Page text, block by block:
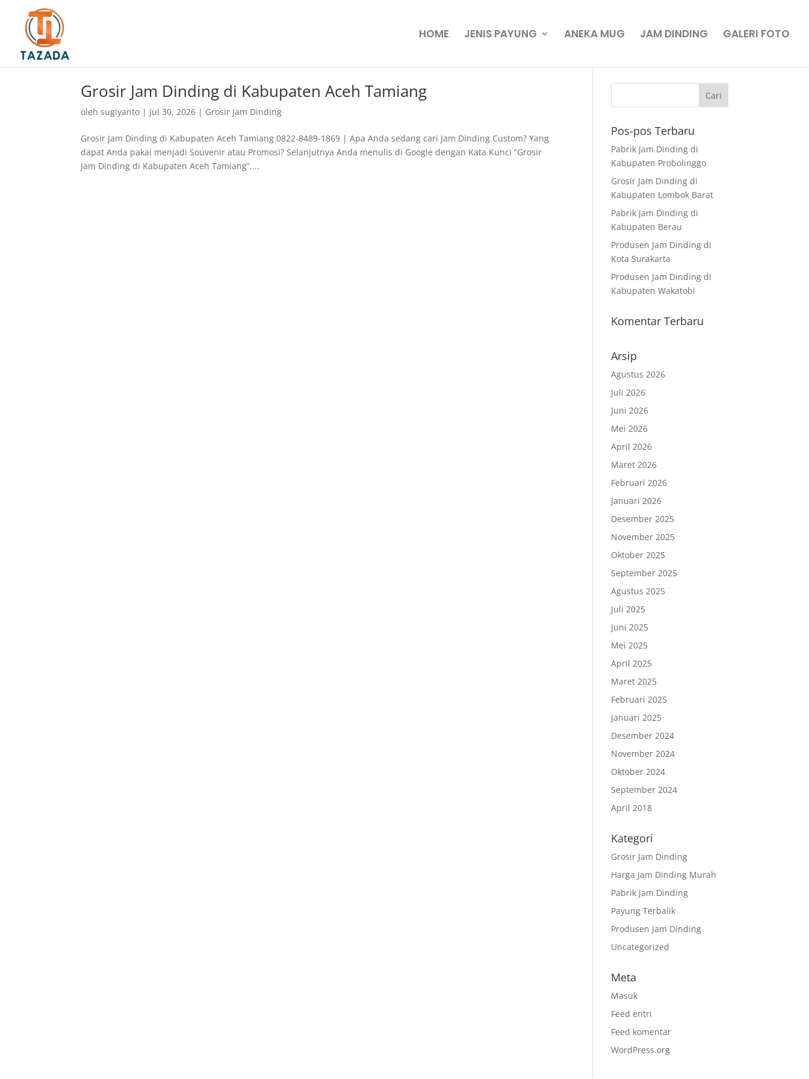
HOME JENIS PAYUNG ANEKA MUG JAM DINDING GALERI FOTO
Grosir Jam Dinding di Kabupaten Aceh Tamiang
olehsugiyanto | Jul 30, 2026 | Grosir Jam Dinding
Grosir Jam Dinding di Kabupaten Aceh Tamiang 0822-8489-1869 | Apa Anda sedang cari Jam Dinding Custom? Yang
dapat Anda pakai menjadi Souvenir atau Promosi? Selanjutnya Anda menulis di Google dengan Kata Kunci “Grosir
Jam Dinding di Kabupaten Aceh Tamiang”....
Pos-pos Terbaru
Pabrik Jam Dinding di
Kabupaten Probolinggo
Grosir Jam Dinding di
Kabupaten Lombok Barat
Pabrik Jam Dinding di
Kabupaten Berau
Produsen Jam Dinding di
Kota Surakarta
Produsen Jam Dinding di
Kabupaten Wakatobi
Komentar Terbaru
Arsip
Agustus 2026
Juli 2026
Juni 2026
Mei 2026
April 2026
Maret 2026
Februari 2026
Januari 2026
Desember 2025
November 2025
Oktober 2025
September 2025
Agustus 2025
Juli 2025
Juni 2025
Mei 2025
April 2025
Maret 2025
Februari 2025
Januari 2025
Desember 2024
November 2024
Oktober 2024
September 2024
April 2018
Kategori
Grosir Jam Dinding
Harga Jam Dinding Murah
Pabrik Jam Dinding
Payung Terbalik
Produsen Jam Dinding
Uncategorized
Meta
Masuk
Feed entri
Feed komentar
WordPress.org